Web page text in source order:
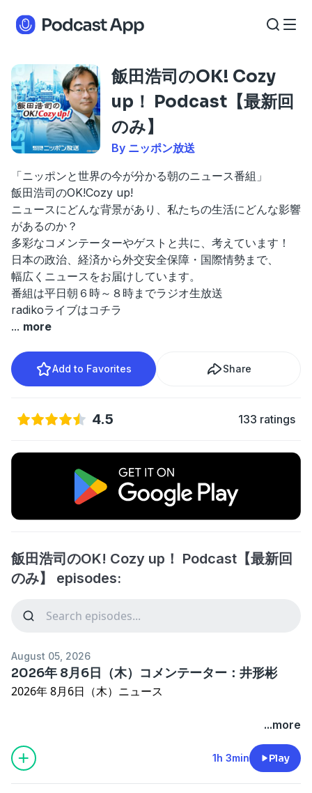
飯田浩司のOK! Cozy
up！ Podcast【最新回
のみ】
By ニッポン放送
「ニッポンと世界の今が分かる朝のニュース番組」
飯田浩司のOK!Cozy up!
ニュースにどんな背景があり、私たちの生活にどんな影響
があるのか？
多彩なコメンテーターやゲストと共に、考えています！
日本の政治、経済から外交安全保障・国際情勢まで、
幅広くニュースをお届けしています。
番組は平日朝６時～８時までラジオ生放送
radikoライブはコチラ
... more
Add to Favorites Share
4.5 133 ratings
飯田浩司のOK! Cozy up！ Podcast【最新回
のみ】 episodes:
August 05, 2026
2026年 8月6日（木）コメンテーター：井形彬
2026年 8月6日（木）ニュース
▼熊本地震で9人死亡の日本製紙 初めての記者会見
▼政府、来年4月から2年間 食料品の消費税1%を閣議決
定
▼イラン、ホルムズ海峡航路で基本合意
...more
1h 3min Play